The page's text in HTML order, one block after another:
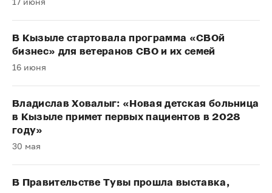
В Кызыле стартовала программа «СВОй
бизнес» для ветеранов СВО и их семей
16 июня
Владислав Ховалыг: «Новая детская больница
в Кызыле примет первых пациентов в 2028
году»
30 мая
В Правительстве Тувы прошла выставка,